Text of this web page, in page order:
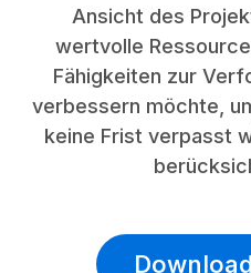
Ansicht des
wertvolle
Fähigkeiten zur
verbessern möchte,
keine Frist verpasst
Download